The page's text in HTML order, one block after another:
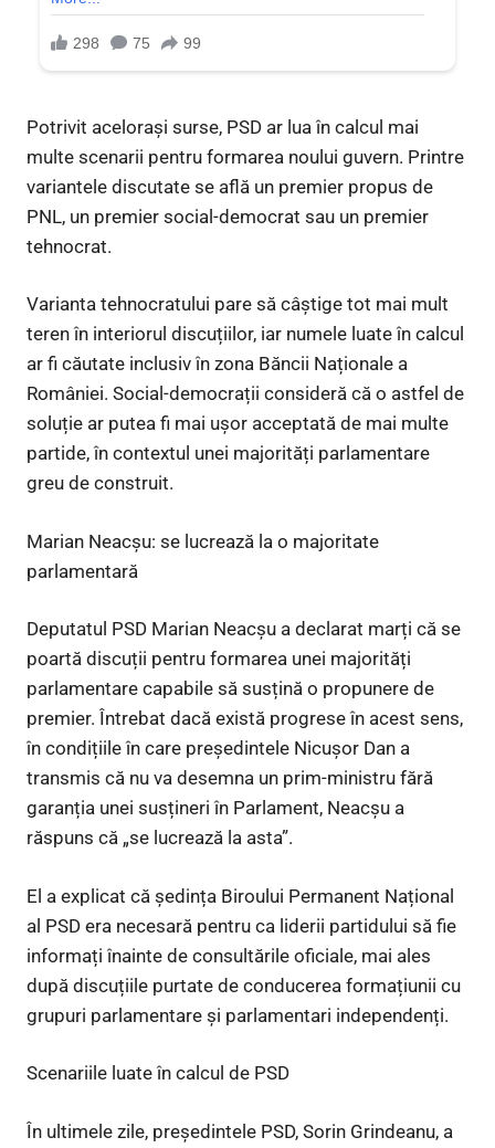
Potrivit acelorași surse, PSD ar lua în calcul mai
multe scenarii pentru formarea noului guvern. Printre
variantele discutate se află un premier propus de
PNL, un premier social-democrat sau un premier
tehnocrat.
Varianta tehnocratului pare să câștige tot mai mult
teren în interiorul discuțiilor, iar numele luate în calcul
ar fi căutate inclusiv în zona Băncii Naționale a
României. Social-democrații consideră că o astfel de
soluție ar putea fi mai ușor acceptată de mai multe
partide, în contextul unei majorități parlamentare
greu de construit.
Marian Neacșu: se lucrează la o majoritate
parlamentară
Deputatul PSD Marian Neacșu a declarat marți că se
poartă discuții pentru formarea unei majorități
parlamentare capabile să susțină o propunere de
premier. Întrebat dacă există progrese în acest sens,
în condițiile în care președintele Nicușor Dan a
transmis că nu va desemna un prim-ministru fără
garanția unei susțineri în Parlament, Neacșu a
răspuns că „se lucrează la asta”.
El a explicat că ședința Biroului Permanent Național
al PSD era necesară pentru ca liderii partidului să fie
informați înainte de consultările oficiale, mai ales
după discuțiile purtate de conducerea formațiunii cu
grupuri parlamentare și parlamentari independenți.
Scenariile luate în calcul de PSD
În ultimele zile, președintele PSD, Sorin Grindeanu, a